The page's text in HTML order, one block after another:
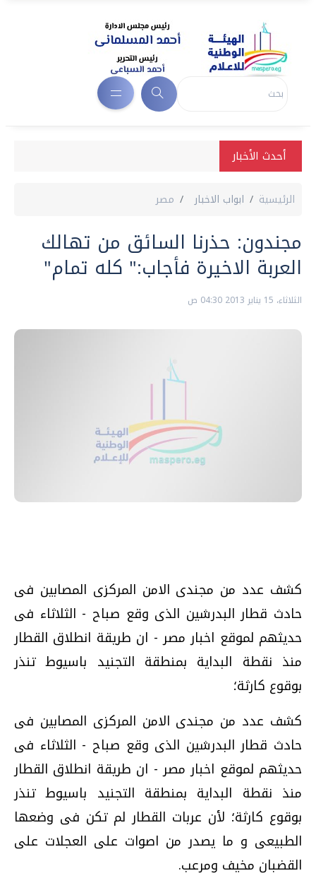
أحدث الأخبار
الرئيسية ابواب الاخبار مصر
مجندون: حذرنا السائق من تهالك
العربة الاخيرة فأجاب:" كله تمام"
الثلاثاء، 15 يناير 2013 04:30 ص
كشف عدد من مجندى الامن المركزى المصابين فى
حادث قطار البدرشين الذى وقع صباح - الثلاثاء فى
حديثهم لموقع اخبار مصر - ان طريقة انطلاق القطار
منذ نقطة البداية بمنطقة التجنيد باسيوط تنذر
بوقوع كارثة؛
كشف عدد من مجندى الامن المركزى المصابين فى
حادث قطار البدرشين الذى وقع صباح - الثلاثاء فى
حديثهم لموقع اخبار مصر - ان طريقة انطلاق القطار
منذ نقطة البداية بمنطقة التجنيد باسيوط تنذر
بوقوع كارثة؛ لأن عربات القطار لم تكن فى وضعها
الطبيعى و ما يصدر من اصوات على العجلات على
القضبان مخيف ومرعب.